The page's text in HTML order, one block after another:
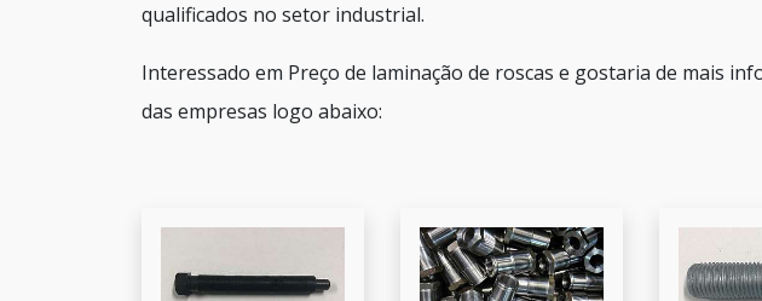
qualificados no setor industrial.
Interessado em Preço de laminação de roscas e gostaria de mais
das empresas logo abaixo: